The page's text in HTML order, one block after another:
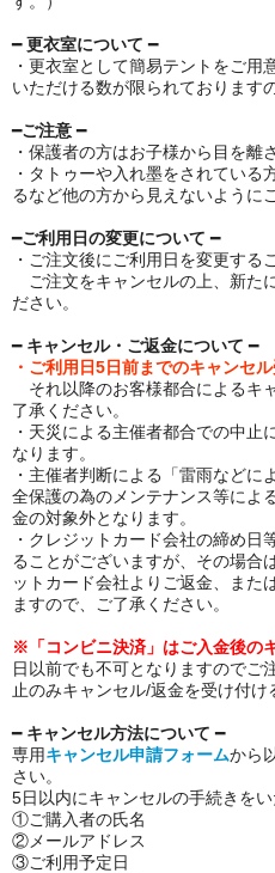
━更衣室について ━
・更衣室として簡易テントをご用
いただける数が限られております
━ご注意 ━
・ 保護者の方はお子様から目を離
・タトゥーや入れ墨をされている
るなど他の方から見えないように
━ご利用日の変更について ━
・ご注文後にご利用日を変更する
ご注文をキャンセルの上、新た
ださい。
━ キャンセル・ご返金について ━
・ご利用日5日前までのキャンセ
それ以降のお客様都合によるキ
了承ください。
・ 天災による主催者都合での中止
なります。
・主催者判断による「雷雨など
全保護の為のメンテナンス等によ
金の対象外となります。
・クレジットカード会社の締め
ることがございますが、その場合
ットカード会社よりご返金、また
ますので、ご了承ください。
※「コンビニ決済」はご入金後の
日以前でも不可となりますのでご
止のみキャンセル/返金を受け付け
━ キャンセル方法について ━
専用キャンセル申請フォームから
さい。
5日以内にキャンセルの手続きをい
①ご購入者の氏名
②メールアドレス
③ご利用予定日